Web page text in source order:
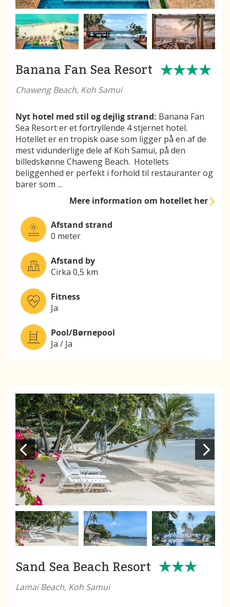
Banana Fan Sea Resort
Chaweng Beach, Koh Samui
Nyt hotel med stil og dejlig strand: Banana Fan
Sea Resort er et fortryllende 4 stjernet hotel.
Hotellet er en tropisk oase som ligger på en af de
mest vidunderlige dele af Koh Samui, på den
billedskønne Chaweng Beach. Hotellets
beliggenhed er perfekt i forhold til restauranter og
barer som ...
Mere informationom hotellet her
Afstand strand
0 meter
Afstand by
Cirka 0,5 km
Fitness
Ja
Pool/Børnepool
Ja / Ja
Sand Sea Beach Resort
Lamai Beach, Koh Samui